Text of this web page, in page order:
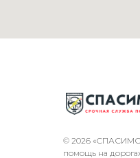
© 2026
помощь на